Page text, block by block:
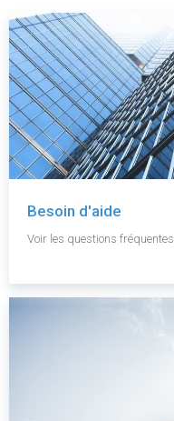
Besoin d'aide
Voir les questions fréquentes.